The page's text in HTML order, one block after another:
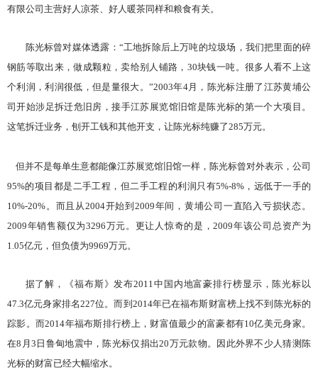
有限公司主营好人凉茶、好人暖茶同样和粮食有关。
陈光标曾对媒体透露：“工地拆除后上万吨的垃圾场，我们把里面的碎
钢筋等取出来，做成颗粒，卖给别人铺路，30块钱一吨。很多人看不上这
个利润，利润很低，但是量很大。”2003年4月，陈光标注册了江苏黄埔公
司开始涉足拆迁危旧房，接手江苏展览馆旧馆是陈光标的第一个大项目。
这笔拆迁业务，刨开工钱和其他开支，让陈光标纯赚了285万元。
但并不是每单生意都能像江苏展览馆旧馆一样，陈光标曾对外表示，公司
95%的项目都是二手工程，但二手工程的利润只有5%-8%，远低于一手的
10%-20%。而且从2004开始到2009年间，黄埔公司一直陷入亏损状态。
2009年销售额仅为3296万元。更让人惊奇的是，2009年该公司总资产为
1.05亿元，但负债为9969万元。
据了解，《福布斯》发布2011中国内地富豪排行榜显示，陈光标以
47.3亿元身家排名227位。而到2014年已在福布斯财富榜上找不到陈光标的
踪影。而2014年福布斯排行榜上，财富值最少的富豪都有10亿美元身家。
在8月3日鲁甸地震中，陈光标仅捐出20万元款物。因此外界不少人猜测陈
光标的财富已经大幅缩水。